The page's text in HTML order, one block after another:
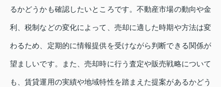
るかどうかも確認したいところです。不動産市場の動向や金
利、税制などの変化によって、売却に適した時期や方法は変
わるため、定期的に情報提供を受けながら判断できる関係が
望ましいです。また、売却時に行う査定や販売戦略について
も、賃貸運用の実績や地域特性を踏まえた提案があるかどう